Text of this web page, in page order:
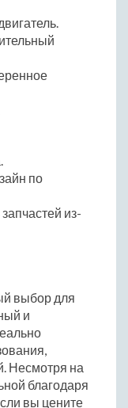
по
из-
выбор для
и
Несмотря на
благодаря
вы цените